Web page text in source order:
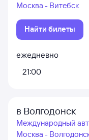
Москва - Витебск
Найти билеты
ежедневно
21:00
в Волгодонск
Международный
Москва -